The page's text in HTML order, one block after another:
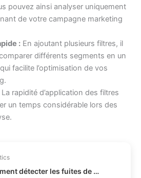
pouvez ainsi analyser uniquement
de votre campagne marketing
:En ajoutant plusieurs filtres, il
différents segments en un
facilite l’optimisation de vos
rapidité d’application des filtres
un temps considérable lors des
Comment détecter les fuites de profit en distribution ?